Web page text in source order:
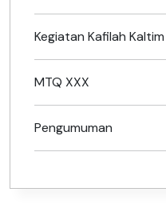
Kegiatan Kafilah Kaltim
MTQ XXX
Pengumuman